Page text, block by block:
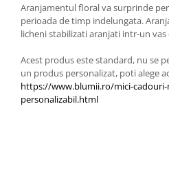
Aranjamentul floral va surprinde
perioada de timp indelungata.
licheni stabilizati aranjati intr-un vas
Acest produs este standard, nu se
un produs personalizat, poti alege
https://www.blumii.ro/mici-
personalizabil.html